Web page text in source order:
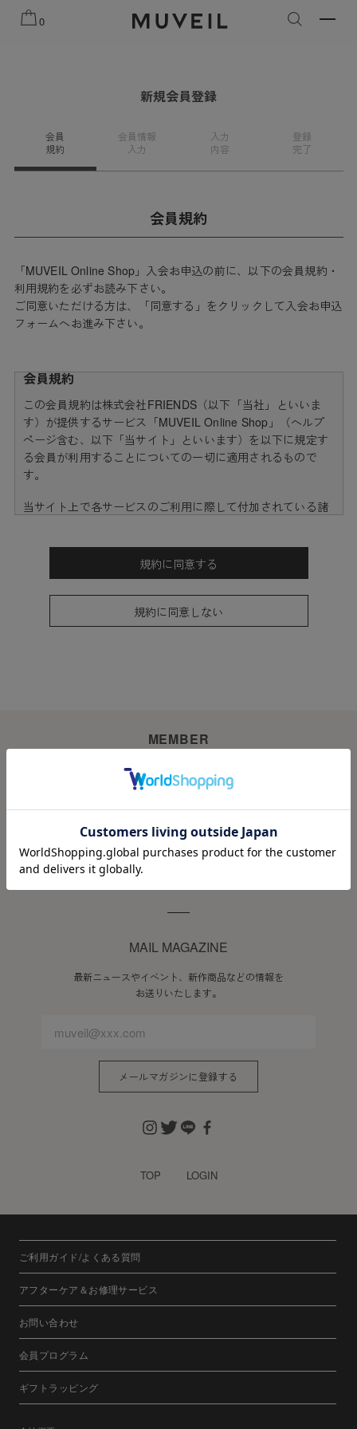
らせ 2026 AUTUMN WINTER COLLECTION 2026
0
新規会員登録
会員
規約
会員情報
入力
入力
内容
登録
完了
会員規約
「MUVEIL Online Shop」入会お申込の前に、以下の会員規約・
利用規約を必ずお読み下さい。
ご同意いただける方は、「同意する」をクリックして入会お申込
フォームへお進み下さい。
会員規約
この会員規約は株式会社FRIENDS（以下「当社」といいま
す）が提供するサービス「MUVEIL Online Shop」（ヘルプ
ページ含む、以下「当サイト」といいます）を以下に規定す
る会員が利用することについての一切に適用されるもので
す。
当サイト上で各サービスのご利用に際して付加されている諸
イトとリンクするサービスについては、当サイトのサポート
範囲外となる為、各リンク先の規約に従うものとします）
本規約の変更にご注意下さい
1. 当社は、会員の了承を得ることなく本規約を随時変更する
1. 本規約の変更のケース以外に当社が必要と判断した場合、
当社は、会員に対し随時必要な事項を通知します。
会員登録について
当サイトにおいてのご購入には会員登録が必要になります。
なお会員登録は無料です。
びパスワードが必要になります。
会員のみなさまから提供された個人情報
当サイトを利用するにあたって、会員の住所、電話番号、購
すが、当社はその個人情報を適切かつ確実に管理するものと
会員登録の申し込みを当社が受けた際、架空の人物を登録し
また一度承認した会員であっても前述のいずれかであること
が判明した場合は、ただちに承認を取り消させていただきま
す。
個人利用以外に転用、商用することを禁止します
当サイトを利用する会員は当サイトに掲載されているいかな
る情報もコピー、又は他へ転用することを禁止いたします。
掲載内容について
当社が提供する当サイトの掲載内容、営業内容は会員への通
規約に同意しない
規約に同意する
MEMBER
DREAMLAND MEMBERS PROGRAM
会員ステージに応じた先行セールやオリジナルギフトなど、
スペシャルな特典をご用意しています。
会員登録ページへ進む
MAIL MAGAZINE
最新ニュースやイベント、新作商品などの情報を
お送りいたします。
メールマガジンに登録する
TOP LOGIN
ご利用ガイド/よくある質問
アフターケア＆お修理サービス
お問い合わせ
会員プログラム
ギフトラッピング